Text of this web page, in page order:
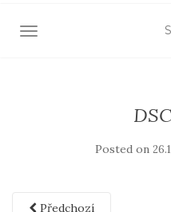
TOGGLE NAVIGATION
Posted on
Předchozí